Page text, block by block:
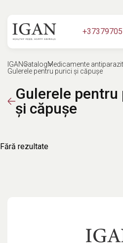
IGANCatalogMedicamente
Gulerele pentru purici și căpușe
Gulerele pentru
și căpușe
Fără rezultate